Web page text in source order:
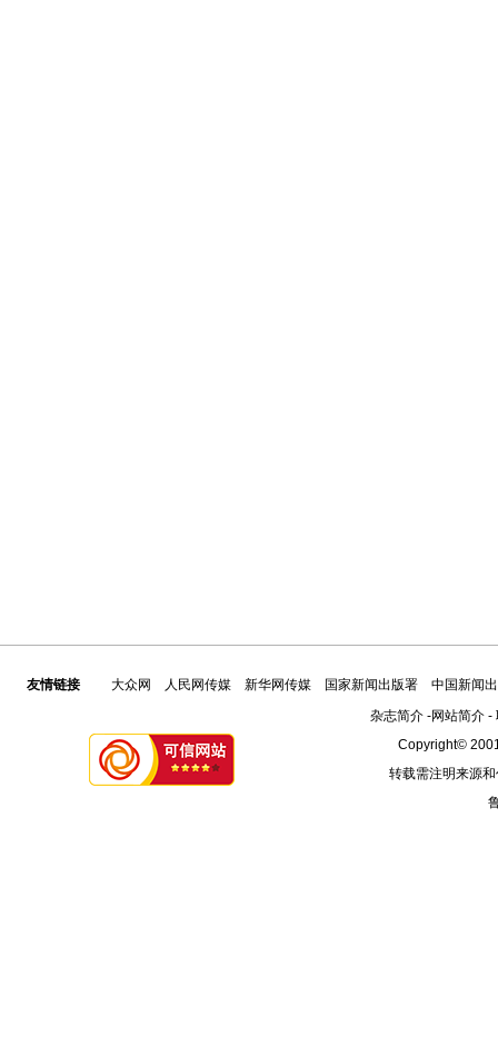
友情链接 大众网 人民网传媒 新华网传媒 国家新闻出版署
中国新闻
杂志简介-网站简介-
Copyright©
转载需注明来源